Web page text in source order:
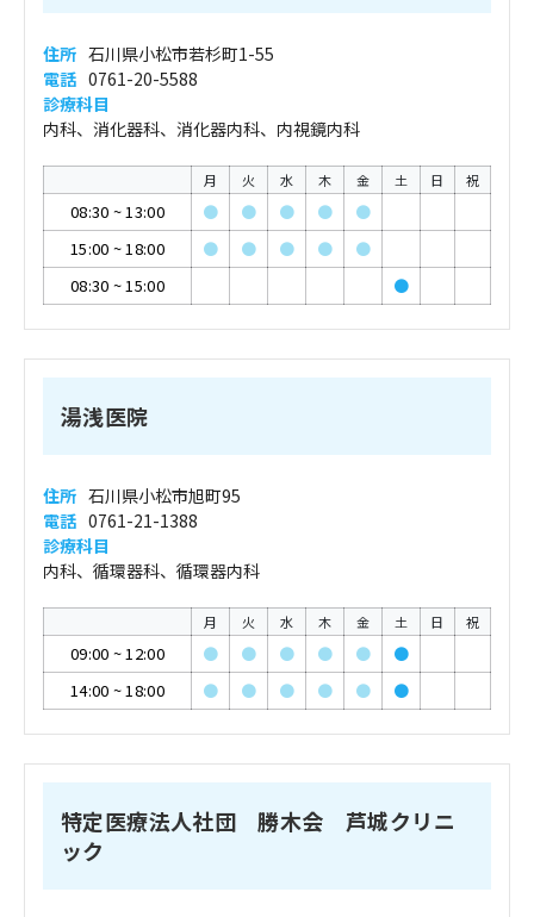
住所 石川県小松市若杉町1-55
電話 0761-20-5588
診療科目
内科、消化器科、消化器内科、内視鏡内科
月 火 水 木 金 土 日 祝
08:30 ~13:00 ● ● ● ●
●
15:00 ~18:00 ● ● ● ●
●
08:30 ~15:00 ●
湯浅医院
住所 石川県小松市旭町95
電話 0761-21-1388
診療科目
内科、循環器科、循環器内科
月 火 水 木 金 土 日 祝
09:00 ~12:00 ● ● ● ● ●
●
14:00 ~18:00 ● ● ● ● ● ●
特定医療法人社団 勝木会 芦城クリニ
ック